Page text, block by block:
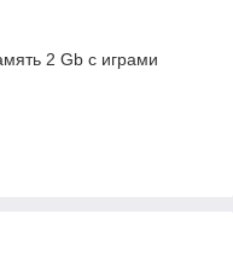
2 Gb с играми